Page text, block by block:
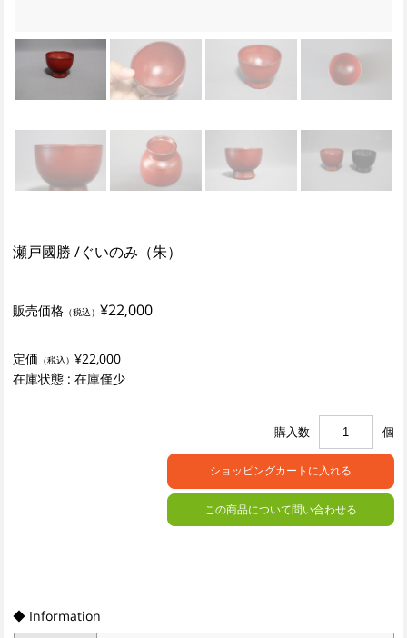
瀬戸國勝 /ぐいのみ（朱）
販売価格 （税込） ¥22,000
定価 （税込） ¥22,000
在庫状態 : 在庫僅少
購入数 個
この商品について問い合わせる
◆ Information